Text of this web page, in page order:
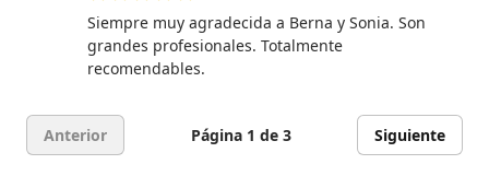
5 de 5 estrellas
Siempre muy agradecida a Berna y Sonia. Son
grandes profesionales. Totalmente
recomendables.
Anterior Página 1 de 3 Siguiente